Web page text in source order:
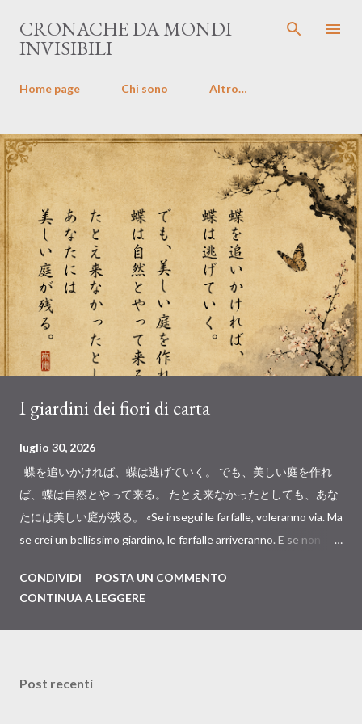
Passa ai contenuti principali
CRONACHE DA MONDI
INVISIBILI
Home page Chi sono Altro…
P
o
s
t
I giardini dei fiori di carta
luglio 30, 2026
蝶を追いかければ、蝶は逃げていく。 でも、美しい庭を作れ
ば、蝶は自然とやって来る。 たとえ来なかったとしても、あな
たには美しい庭が残る。 «Se insegui le farfalle, voleranno via. Ma
se crei un bellissimo giardino, le farfalle arriveranno. E se non
quei detti giapponesi che condividiamo con facilità. Lo leggiamo,
semplice e profondo allo stesso tempo. Non rincorrere
CONDIVIDI
POSTA UN COMMENTO
CONTINUA A LEGGERE
Post recenti